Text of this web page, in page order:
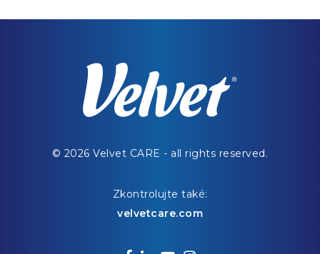
© 2026 Velvet CARE - all rights reserved.
Zkontrolujte také:
velvetcare.com